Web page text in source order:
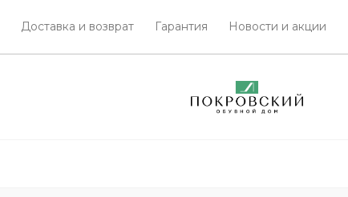
Доставка и возврат Гарантия Новости и акции